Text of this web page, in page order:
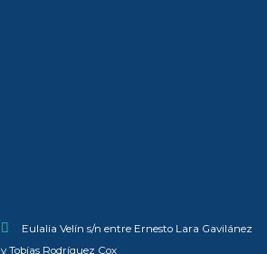
Eulalia Velín s/n entre Ernesto Lara Gavilánez
y Tobías Rodríguez Cox